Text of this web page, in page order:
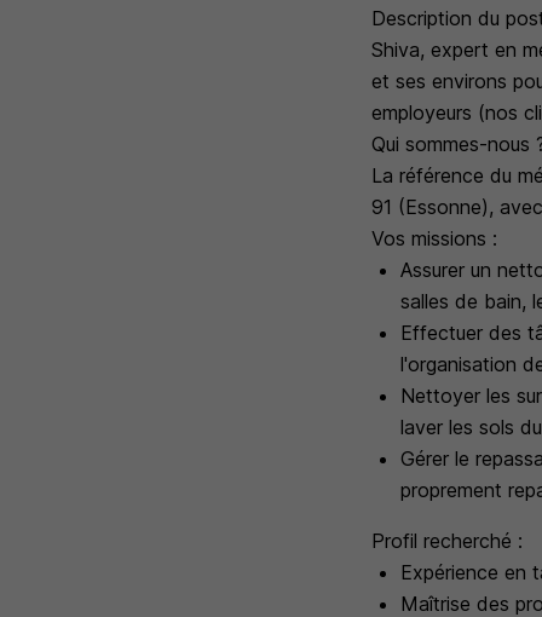
Description du
Shiva, expert en
et ses environs
employeurs (nos
Qui sommes-nous
La référence du
91 (Essonne),
Vos missions :
Assurer un
salles de bain,
Effectuer des
l'organisation
Nettoyer les
laver les sols
Gérer le
proprement
Profil recherché :
Expérience en
Maîtrise des